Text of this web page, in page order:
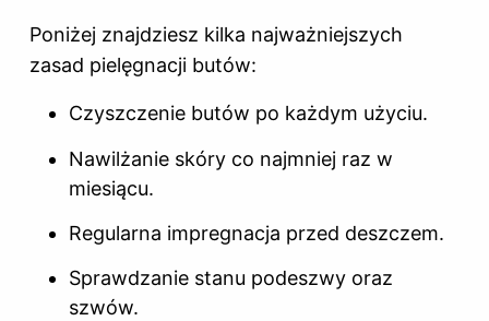
Poniżej znajdziesz kilka najważniejszych
zasad pielęgnacji butów:
Czyszczenie butów po każdym użyciu.
Nawilżanie skóry co najmniej raz w
miesiącu.
Regularna impregnacja przed deszczem.
Sprawdzanie stanu podeszwy oraz
szwów.